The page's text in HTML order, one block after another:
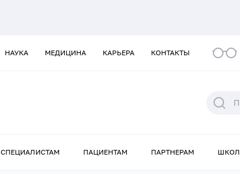
НАУКА МЕДИЦИНА КАРЬЕРА КОНТАКТЫ
СПЕЦИАЛИСТАМ ПАЦИЕНТАМ ПАРТНЕРАМ